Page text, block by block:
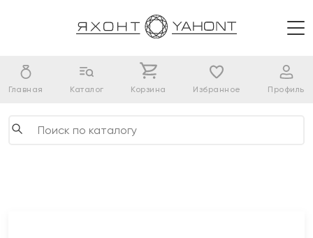
Главная Каталог Корзина Избранное Профиль